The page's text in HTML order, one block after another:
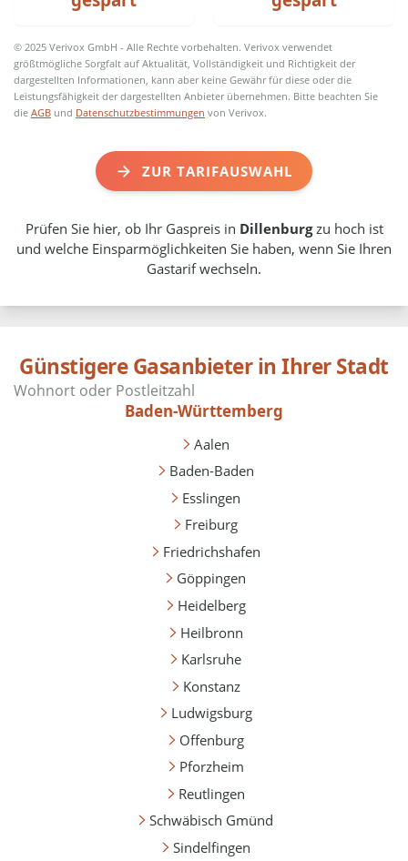
© 2025 Verivox GmbH - Alle Rechte vorbehalten. Verivox verwendet
größtmögliche Sorgfalt auf Aktualität, Vollständigkeit und Richtigkeit der
dargestellten Informationen, kann aber keine Gewähr für diese oder die
Leistungsfähigkeit der dargestellten Anbieter übernehmen. Bitte beachten Sie
dieAGB und Datenschutzbestimmungen von Verivox.
ZUR TARIFAUSWAHL
Prüfen Sie hier, ob Ihr Gaspreis in Dillenburgzu hoch ist
und welche Einsparmöglichkeiten Sie haben, wenn Sie Ihren
Gastarif wechseln.
Günstigere Gasanbieter in Ihrer Stadt
Baden-Württemberg
Aalen
Baden-Baden
Esslingen
Freiburg
Friedrichshafen
Göppingen
Heidelberg
Heilbronn
Karlsruhe
Konstanz
Ludwigsburg
Offenburg
Pforzheim
Reutlingen
Schwäbisch Gmünd
Sindelfingen